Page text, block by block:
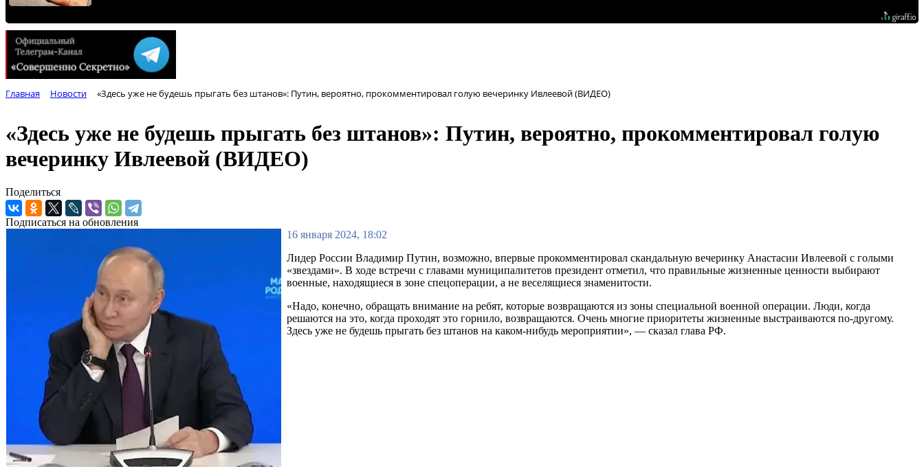
Главная Новости «Здесь уже не будешь прыгать без штанов»: Путин, вероятно, прокомментировал голую вечеринку Ивлеевой (ВИДЕО)
«Здесь уже не будешь прыгать без штанов»: Путин, вероятно, прокомментировал голую
вечеринку Ивлеевой (ВИДЕО)
Поделиться
Подписаться на обновления
16 января 2024, 18:02
Лидер России Владимир Путин, возможно, впервые прокомментировал скандальную вечеринку Анастасии Ивлеевой с голыми
«звездами». В ходе встречи с главами муниципалитетов президент отметил, что правильные жизненные ценности выбирают
военные, находящиеся в зоне спецоперации, а не веселящиеся знаменитости.
«Надо, конечно, обращать внимание на ребят, которые возвращаются из зоны специальной военной операции. Люди, когда
решаются на это, когда проходят это горнило, возвращаются. Очень многие приоритеты жизненные выстраиваются по-другому.
Здесь уже не будешь прыгать без штанов на каком-нибудь мероприятии», — сказал глава РФ.